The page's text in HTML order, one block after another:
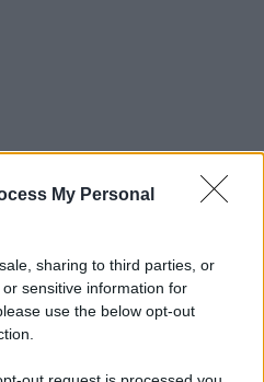
My Personal
sharing to third parties, or
sensitive information for
use the below opt-out